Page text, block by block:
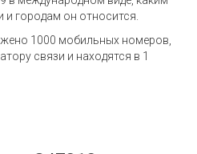
городам он относится.
1000 мобильных номеров,
связи и находятся в 1